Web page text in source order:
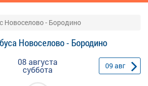
Новоселово - Бородино
Новоселово - Бородино
08 августа
суббота 09 авг